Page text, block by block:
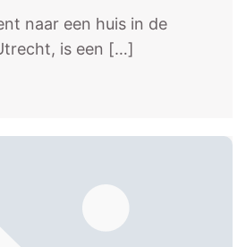
naar een huis in de
is een […]